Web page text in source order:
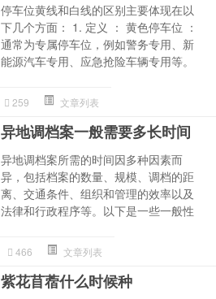
停车位黄线和白线的区别主要体现在以
下几个方面： 1. 定义 ： 黄色停车位 ：
通常为专属停车位，例如警务专用、新
能源汽车专用、应急抢险车辆专用等。
259 文章列表
异地调档案一般需要多长时间
异地调档案所需的时间因多种因素而
异，包括档案的数量、规模、调档的距
离、交通条件、组织和管理的效率以及
法律和行政程序等。以下是一些一般性
466 文章列表
紫花苜蓿什么时候种